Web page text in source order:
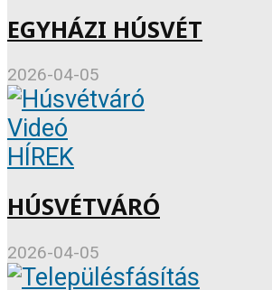
EGYHÁZI HÚSVÉT
2026-04-05
Videó
HÍREK
HÚSVÉTVÁRÓ
2026-04-05